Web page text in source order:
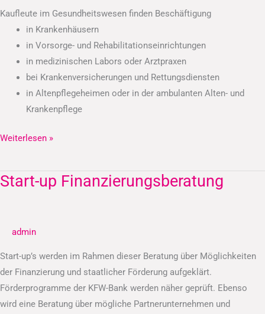
Kaufleute im Gesundheitswesen finden Beschäftigung
in Krankenhäusern
in Vorsorge- und Rehabilitationseinrichtungen
in medizinischen Labors oder Arztpraxen
bei Krankenversicherungen und Rettungsdiensten
in Altenpflegeheimen oder in der ambulanten Alten- und
Krankenpflege
Weiterlesen »
Start-up Finanzierungsberatung
admin
Start-up’s werden im Rahmen dieser Beratung über Möglichkeiten
der Finanzierung und staatlicher Förderung aufgeklärt.
Förderprogramme der KFW-Bank werden näher geprüft. Ebenso
wird eine Beratung über mögliche Partnerunternehmen und
Start-